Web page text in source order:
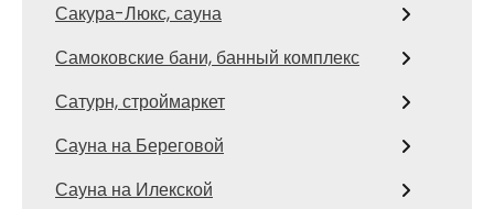
Сакура-Люкс, сауна
Самоковские бани, банный комплекс
Сатурн, строймаркет
Сауна на Береговой
Сауна на Илекской